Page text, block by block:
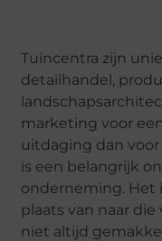
Tuincentra zijn
detailhandel,
marketing voor
uitdaging dan
is een belangrijk
onderneming. Het
plaats van naar
niet altijd